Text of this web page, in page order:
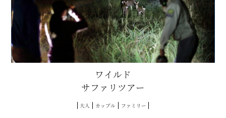
ワイルド
サファリツアー
大人 カップル ファミリー